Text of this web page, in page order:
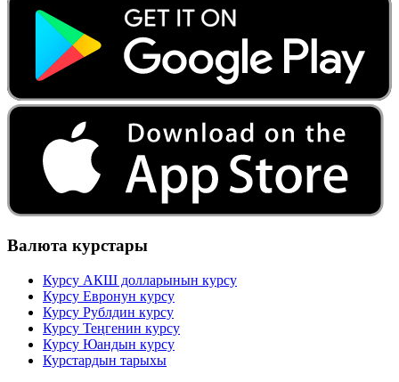
Валюта курстары
Курсу АКШ долларынын курсу
Курсу Евронун курсу
Курсу Рублдин курсу
Курсу Теңгенин курсу
Курсу Юандын курсу
Курстардын тарыхы